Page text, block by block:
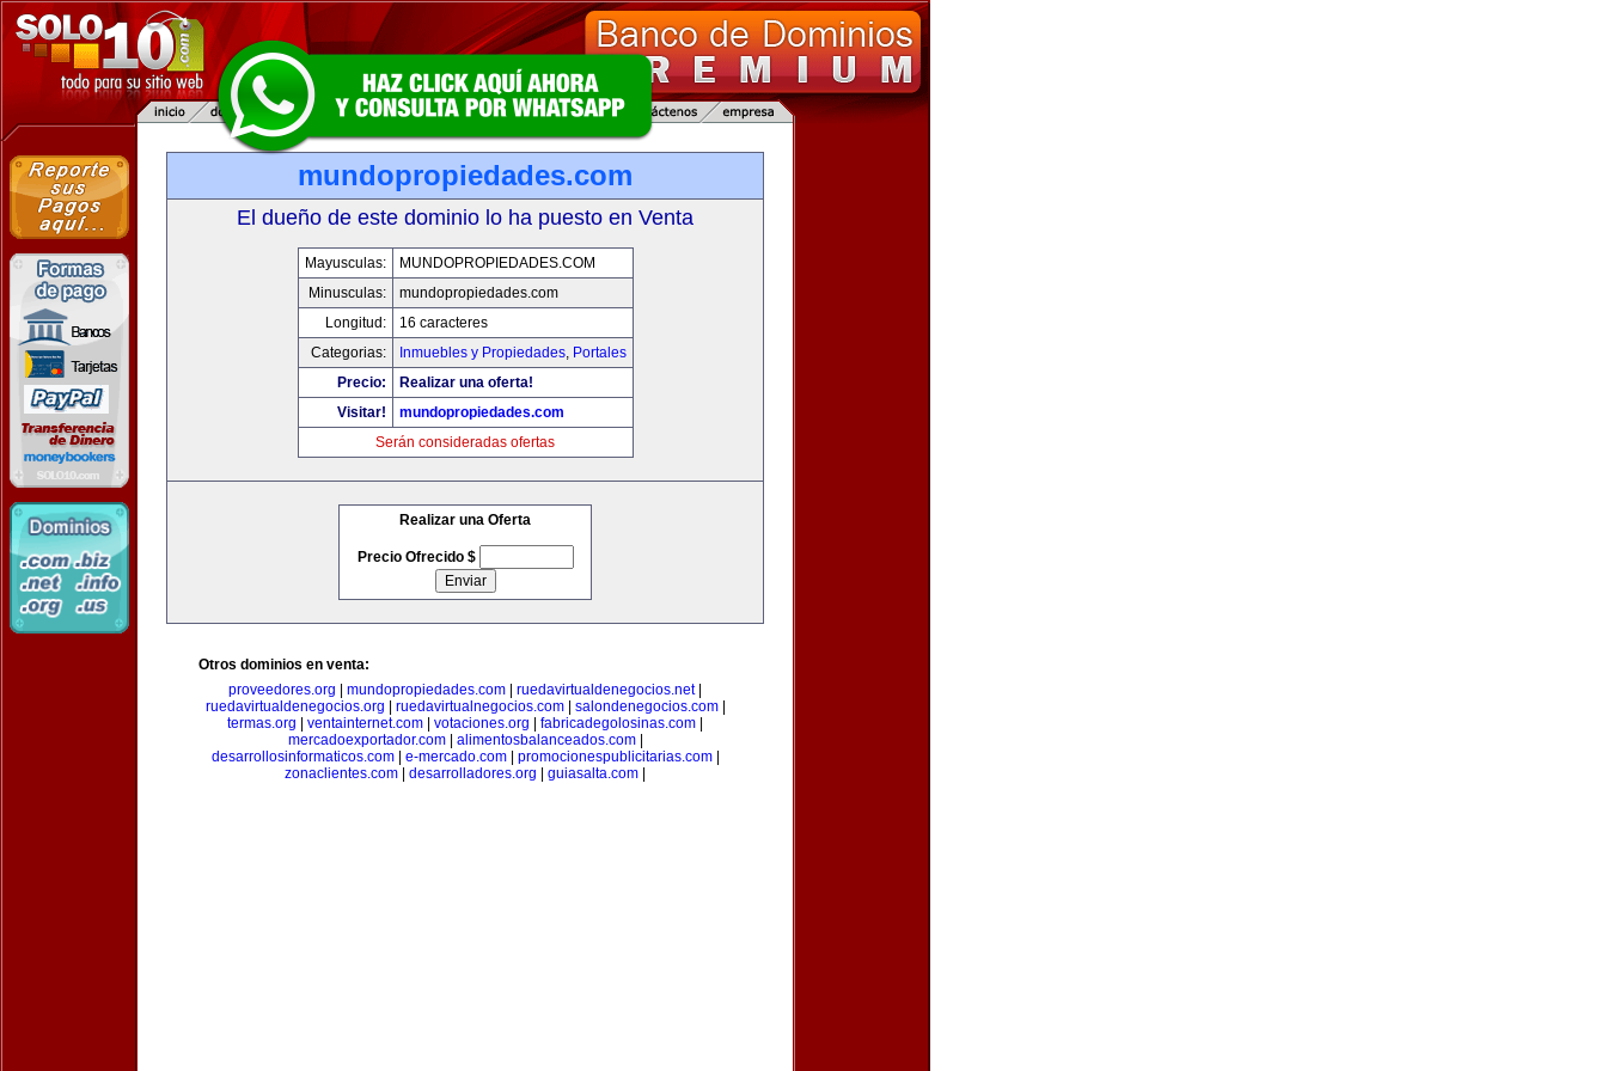
mundopropiedades.com
El dueño de este dominio lo ha puesto en Venta
Mayusculas:
MUNDOPROPIEDADES.COM
Minusculas:
mundopropiedades.com
Longitud:
16 caracteres
Categorias:
Inmuebles y Propiedades, Portales
Precio:
Realizar una oferta!
Visitar!
mundopropiedades.com
Serán consideradas ofertas
Realizar una Oferta
Precio Ofrecido $
Otros dominios en venta:
proveedores.org
mundopropiedades.com ruedavirtualdenegocios.net|
ruedavirtualdenegocios.org
ruedavirtualnegocios.com| salondenegocios.com|
termas.org
ventainternet.com votaciones.org fabricadegolosinas.com
mercadoexportador.com| alimentosbalanceados.com|
desarrollosinformaticos.com| e-mercado.com| promocionespublicitarias.com|
zonaclientes.com
desarrolladores.org guiasalta.com